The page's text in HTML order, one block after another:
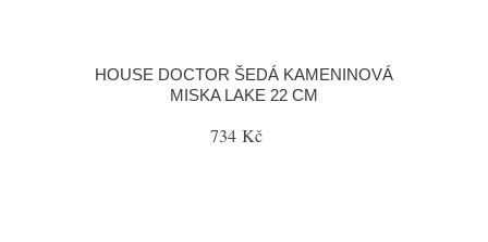
HOUSE DOCTOR ŠEDÁ KAMENINOVÁ
MISKA LAKE 22 CM
734 Kč